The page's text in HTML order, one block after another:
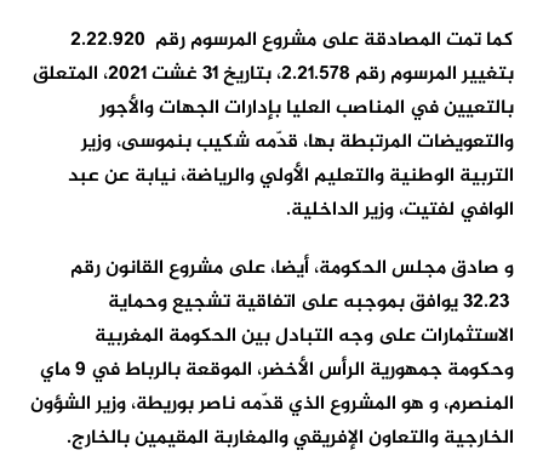
كما تمت المصادقة على مشروع المرسوم رقم 2.22.920
بتغيير المرسوم رقم 2.21.578، بتاريخ 31 غشت 2021، المتعلق
بالتعيين في المناصب العليا بإدارات الجهات والأجور
والتعويضات المرتبطة بها، قدّمه شكيب بنموسى، وزير
التربية الوطنية والتعليم الأولي والرياضة، نيابة عن عبد
الوافي لفتيت، وزير الداخلية.
و صادق مجلس الحكومة، أيضا، على مشروع القانون رقم
32.23 يوافق بموجبه على اتفاقية تشجيع وحماية
الاستثمارات على وجه التبادل بين الحكومة المغربية
وحكومة جمهورية الرأس الأخضر، الموقعة بالرباط في 9 ماي
المنصرم، و هو المشروع الذي قدّمه ناصر بوريطة، وزير الشؤون
الخارجية والتعاون الإفريقي والمغاربة المقيمين بالخارج.